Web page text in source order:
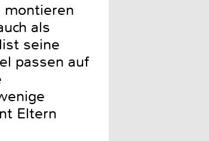
montieren
als
seine
passen auf
Eltern